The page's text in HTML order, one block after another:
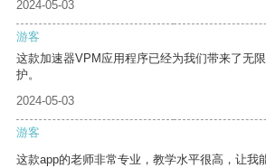
2024-05-03
游客
这款加速器VPM应用程序已经为我们带来了无
护。
2024-05-03
游客
这款app的老师非常专业，教学水平很高，让我